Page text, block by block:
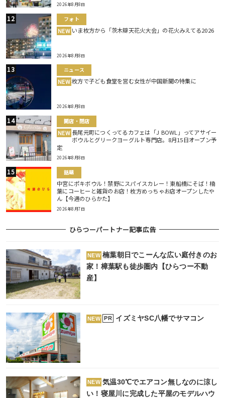
2026年8月8日
フォト
NEW いま枚方から「茨木辯天花火大会」の花火みえてる2026
2026年8月8日
ニュース
NEW 枚方で子ども食堂を営む女性が中国新聞の特集に
2026年8月8日
開店・閉店
NEW 長尾元町につくってるカフェは「J BOWL」ってアサイー
ボウルとグリークヨーグルト専門店。8月15日オープン予
定
2026年8月8日
話題
中宮にポキボウル！禁野にスパイスカレー！東船橋にそば！楠
葉にコーヒーと雑貨のお店！枚方めっちゃお店オープンしたや
ん【今週のひらかた】
2026年8月7日
ひらつーパートナー記事広告
NEW 楠葉朝日でこーんな広い庭付きのお
家！樟葉駅も徒歩圏内【ひらつー不動
産】
NEW PR イズミヤSC八幡でサマコン
NEW 気温30℃でエアコン無しなのに涼し
い！寝屋川に完成した平屋のモデルハウ